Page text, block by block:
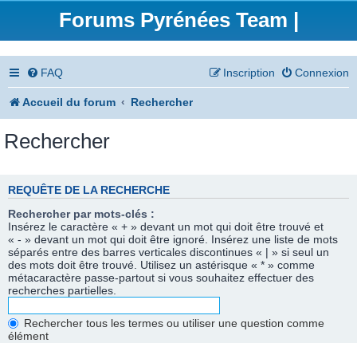
Forums Pyrénées Team |
FAQ Connexion
Inscription
Accueil du forum Rechercher
Rechercher
REQUÊTE DE LA RECHERCHE
Rechercher par mots-clés :
Insérez le caractère « + » devant un mot qui doit être trouvé et
« - » devant un mot qui doit être ignoré. Insérez une liste de mots
séparés entre des barres verticales discontinues « | » si seul un
des mots doit être trouvé. Utilisez un astérisque « * » comme
métacaractère passe-partout si vous souhaitez effectuer des
recherches partielles.
Rechercher tous les termes ou utiliser une question comme
élément